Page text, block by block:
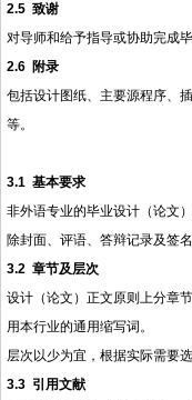
2.5 致谢
对导师和给予指导或协助完成
2.6 附录
包括设计图纸、主要源程序、
等。
3.1 基本要求
非外语专业的毕业设计（论文
除封面、评语、答辩记录及签
3.2 章节及层次
设计（论文）正文原则上分章
用本行业的通用缩写词。
层次以少为宜，根据实际需要
3.3 引用文献